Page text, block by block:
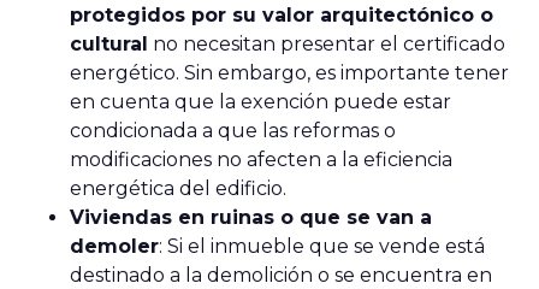
protegidos por su valor arquitectónico o
cultural no necesitan presentar el certificado
energético. Sin embargo, es importante tener
en cuenta que la exención puede estar
condicionada a que las reformas o
modificaciones no afecten a la eficiencia
energética del edificio.
Viviendas en ruinas o que se van a
demoler: Si el inmueble que se vende está
destinado a la demolición o se encuentra en